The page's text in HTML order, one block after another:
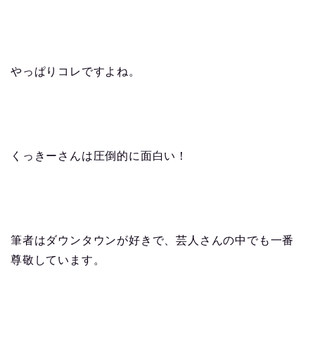
やっぱりコレですよね。
くっきーさんは圧倒的に面白い！
筆者はダウンタウンが好きで、芸人さんの中でも一番
尊敬しています。